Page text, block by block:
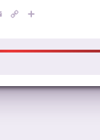
EmailCopy